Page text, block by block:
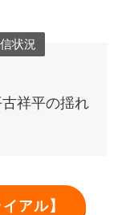
状況
古祥平の揺れ
アル】